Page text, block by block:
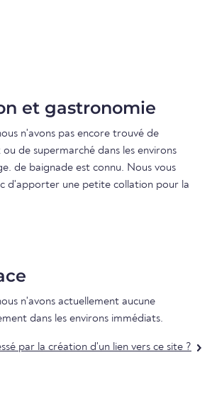
et gastronomie
n'avons pas encore trouvé de
de supermarché dans les environs
de baignade est connu. Nous vous
d'apporter une petite collation pour la
n'avons actuellement aucune
dans les environs immédiats.
par la création d'un lien vers ce site ?